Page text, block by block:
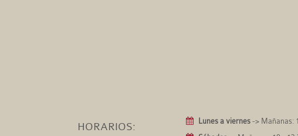
HORARIOS: Lunes a viernes -> Mañanas: